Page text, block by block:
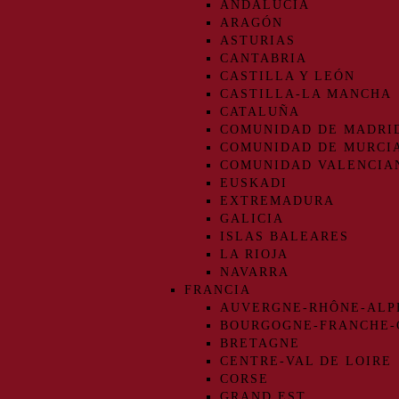
ANDALUCIA
ARAGÓN
ASTURIAS
CANTABRIA
CASTILLA Y LEÓN
CASTILLA-LA MANCHA
CATALUÑA
COMUNIDAD DE
COMUNIDAD DE
COMUNIDAD
EUSKADI
EXTREMADURA
GALICIA
ISLAS BALEARES
LA RIOJA
NAVARRA
FRANCIA
AUVERGNE-RHÔNE-
BOURGOGNE-FRANCHE-
BRETAGNE
CENTRE-VAL DE LOIRE
CORSE